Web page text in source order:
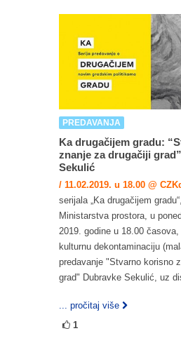
PREDAVANJA
Ka drugačijem gradu:
znanje za drugačiji
Sekulić
/ 11.02.2019. u 18.00 @
serijala „Ka drugačijem
Ministarstva prostora, u
2019. godine u 18.00
kulturnu dekontaminaciju
predavanje "Stvarno korisno
grad" Dubravke Sekulić, uz
... pročitaj više
1